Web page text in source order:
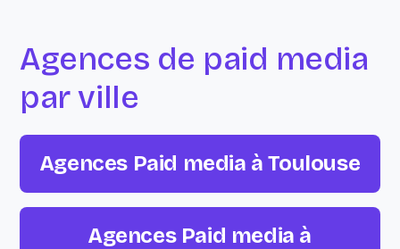
Agences de paid media
par ville
Agences Paid media à Toulouse
Agences Paid media à